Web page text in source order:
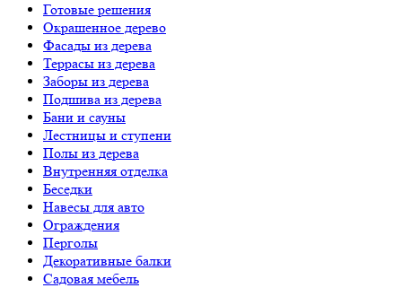
Готовые решения
Окрашенное дерево
Фасады из дерева
Террасы из дерева
Заборы из дерева
Подшива из дерева
Бани и сауны
Лестницы и ступени
Полы из дерева
Внутренняя отделка
Беседки
Навесы для авто
Ограждения
Перголы
Декоративные балки
Садовая мебель